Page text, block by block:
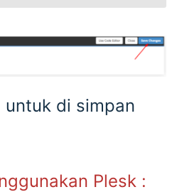
untuk di simpan
Plesk :